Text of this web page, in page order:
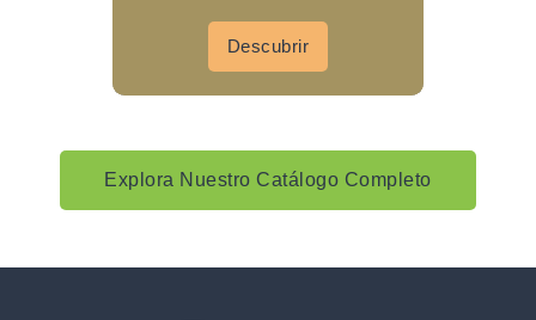
Descubrir
Explora Nuestro Catálogo Completo